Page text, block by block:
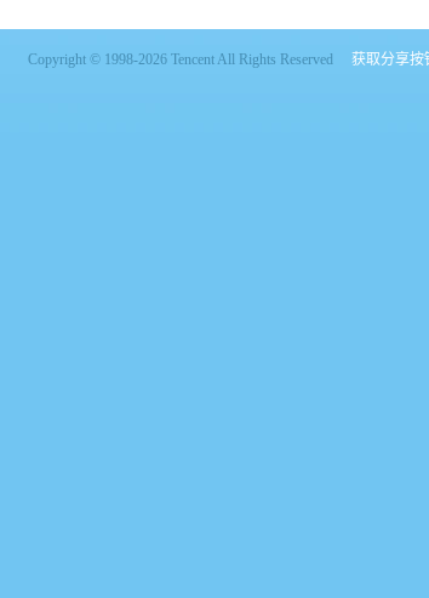
Copyright © 1998-2026 Tencent All Rights Reserved 获取分享按